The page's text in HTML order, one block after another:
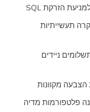
בקרה תעשייתיות
תשלומים ניידים
והגנה פלטפורמות מדיה